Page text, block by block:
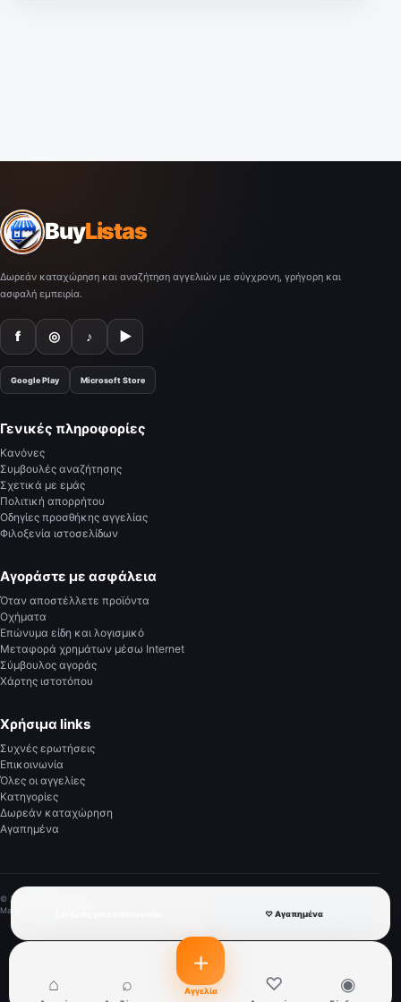
♡ Αγαπημένα
BuyListas
Δωρεάν καταχώρηση και αναζήτηση αγγελιών με σύγχρονη, γρήγορη και
ασφαλή εμπειρία.
f ◎ ♪ ▶
Google Play Microsoft Store
Γενικές πληροφορίες
Κανόνες
Συμβουλές αναζήτησης
Σχετικά με εμάς
Πολιτική απορρήτου
Οδηγίες προσθήκης αγγελίας
Φιλοξενία ιστοσελίδων
Αγοράστε με ασφάλεια
Όταν αποστέλλετε προϊόντα
Οχήματα
Επώνυμα είδη και λογισμικό
Μεταφορά χρημάτων μέσω Internet
Σύμβουλος αγοράς
Χάρτης ιστοτόπου
Χρήσιμα links
Συχνές ερωτήσεις
Επικοινωνία
Όλες οι αγγελίες
Κατηγορίες
Δωρεάν καταχώρηση
Αγαπημένα
© 2026 BuyListas.com — Δωρεάν ιστότοπος αγγελιών.
Made with ♥ in Greece
⌂ ⌕
＋
Αγγελία ♡ ◉